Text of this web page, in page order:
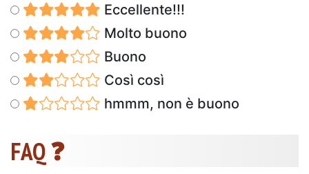
Eccellente!!!
Molto buono
Buono
Così così
hmmm, non è buono
FAQ ❓